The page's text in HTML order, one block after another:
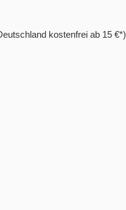
kostenfrei ab 15 €*)